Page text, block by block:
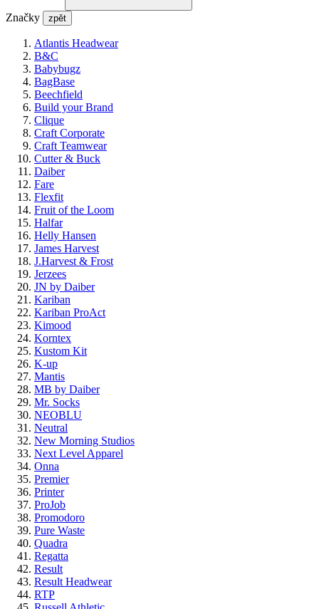
Značky zpět
Atlantis Headwear
B&C
Babybugz
BagBase
Beechfield
Build your Brand
Clique
Craft Corporate
Craft Teamwear
Cutter & Buck
Daiber
Fare
Flexfit
Fruit of the Loom
Halfar
Helly Hansen
James Harvest
J.Harvest & Frost
Jerzees
JN by Daiber
Kariban
Kariban ProAct
Kimood
Korntex
Kustom Kit
K-up
Mantis
MB by Daiber
Mr. Socks
NEOBLU
Neutral
New Morning Studios
Next Level Apparel
Onna
Premier
Printer
ProJob
Promodoro
Pure Waste
Quadra
Regatta
Result
Result Headwear
RTP